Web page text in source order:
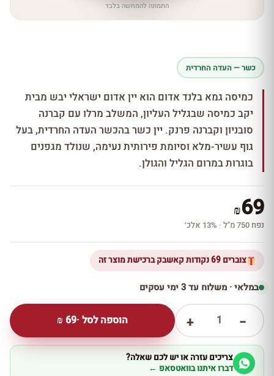
התמונה להמחשה בלבד
כשר — העדה החרדית
כמיסה גמא בלנד אדום הוא יין אדום ישראלי יבש מבית
יקב כמיסה שבגליל העליון, המשלב מרלו עם קברנה
סובניון וקברנה פרנק. יין כשר בהכשר העדה החרדית, בעל
גוף עשיר-מלא וסיומת פירותית נעימה, שנולד מגפנים
בוגרות במרום הגליל והגולן.
₪69
נפח 750 מ''ל · 13% אלכ׳
צוברים 69 נקודות קאשבק ברכישת מוצר זה
במלאי · משלוח עד 3 ימי עסקים
−
1
+ הוספה לסל ·69
₪
צריכים עזרה או יש לכם שאלה?
דברו איתנו בוואטסאפ ←